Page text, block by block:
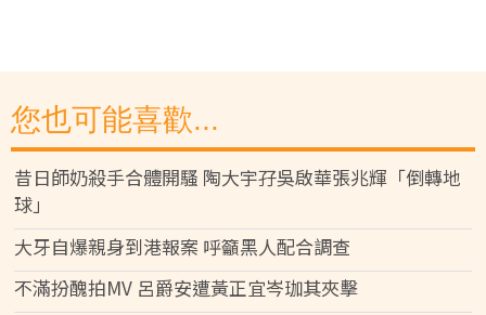
您也可能喜歡...
昔日師奶殺手合體開騷 陶大宇孖吳啟華張兆輝「倒轉地
球」
大牙自爆親身到港報案 呼籲黑人配合調查
不滿扮醜拍MV 呂爵安遭黃正宜岑珈其夾擊